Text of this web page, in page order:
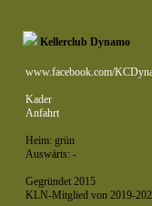
Kellerclub Dynamo
www.facebook.com/
Kader
Anfahrt
Heim: grün
Auswärts: -
Gegründet 2015
KLN-Mitglied von 2019-